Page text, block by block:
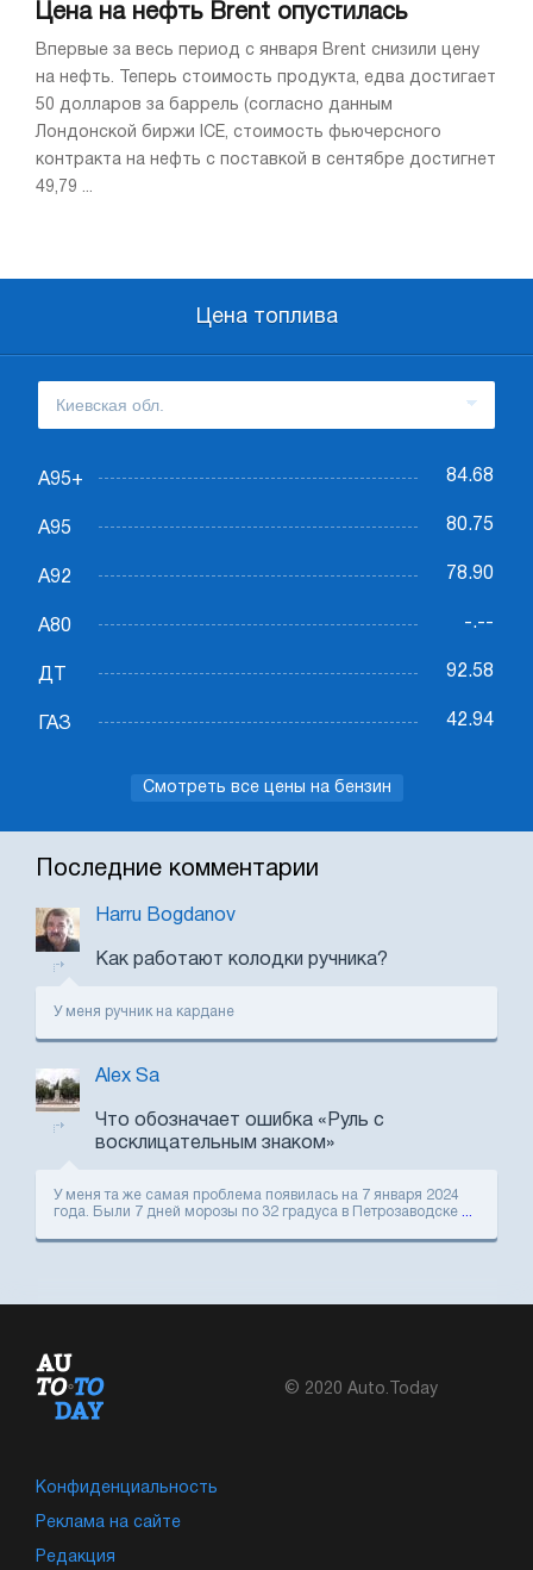
Цена на нефть Brent опустилась
Впервые за весь период с января Brent снизили цену
на нефть. Теперь стоимость продукта, едва достигает
50 долларов за баррель (согласно данным
Лондонской биржи ICE, стоимость фьючерсного
контракта на нефть с поставкой в сентябре достигнет
49,79 ...
Цена топлива
А95+ 84.68
А95 80.75
А92 78.90
А80 -.--
ДТ 92.58
ГАЗ 42.94
Смотреть все цены на бензин
Последние комментарии
Harru Bogdanov
Как работают колодки ручника?
У меня ручник на кардане
Alex Sa
Что обозначает ошибка «Руль с
восклицательным знаком»
У меня та же самая проблема появилась на 7 января 2024
года. Были 7 дней морозы по 32 градуса в Петрозаводске
© 2020 Auto.Today
Конфиденциальность
Реклама на сайте
Редакция